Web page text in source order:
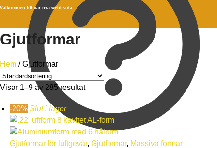
Välkommen till vår nya webbsida
Gjutformar
Hem /Gjutformar
Visar 1–9 av 285 resultat
-20% Slut i lager
Gjutformar för luftgevär, Gjutformar, Massiva formar